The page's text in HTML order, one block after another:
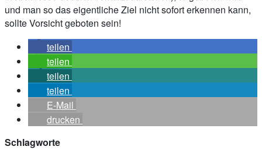
und man so das eigentliche Ziel nicht sofort erkennen kann,
sollte Vorsicht geboten sein!
teilen
teilen
teilen
teilen
E-Mail
drucken
Schlagworte